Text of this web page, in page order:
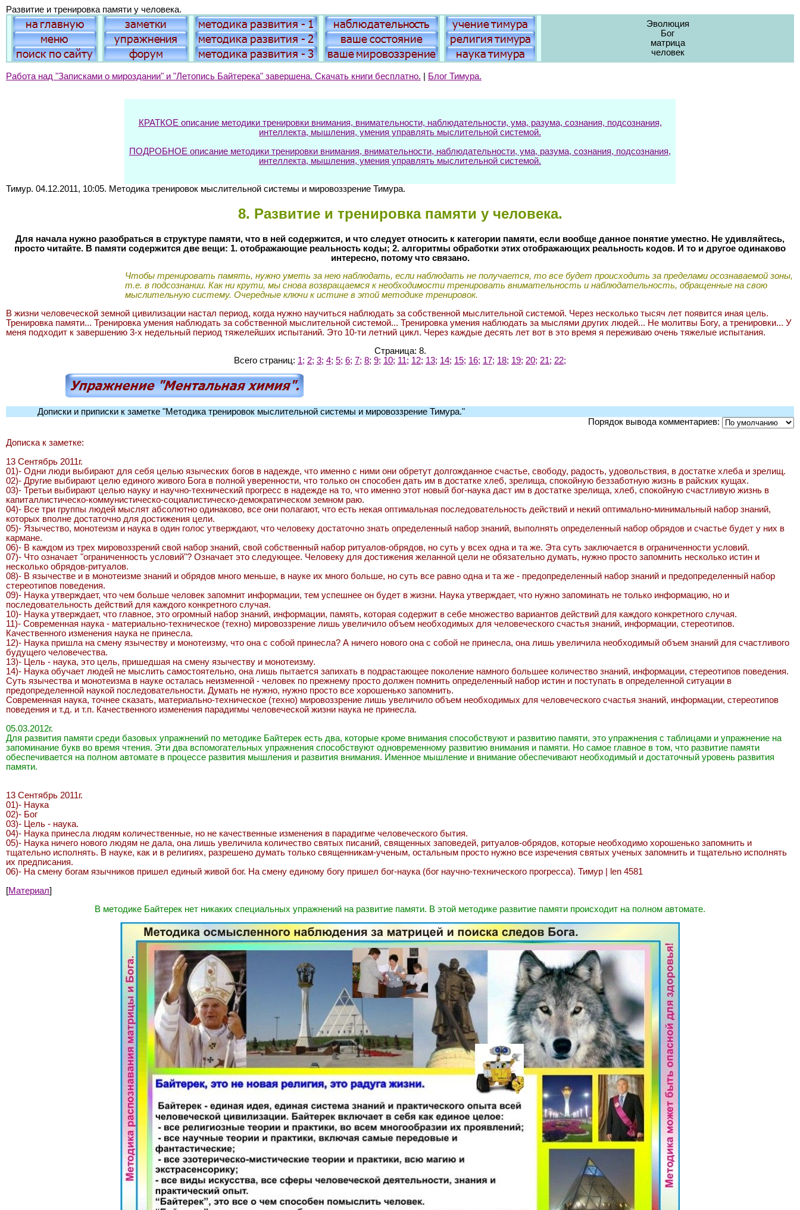
Развитие и тренировка памяти у человека.
Эволюция
Бог
матрица
человек
Работа над "Записками о мироздании" и "Летопись Байтерека" завершена. Скачать книги бесплатно. Блог Тимура.
КРАТКОЕ описание методики тренировки внимания, внимательности, наблюдательности, ума, разума, сознания, подсознания,
интеллекта, мышления, умения управлять мыслительной системой.
ПОДРОБНОЕ описание методики тренировки внимания, внимательности, наблюдательности, ума, разума, сознания, подсознания,
интеллекта, мышления, умения управлять мыслительной системой.
Тимур. 04.12.2011, 10:05. Методика тренировок мыслительной системы и мировоззрение Тимура.
8. Развитие и тренировка памяти у человека.
Для начала нужно разобраться в структуре памяти, что в ней содержится, и что следует относить к категории памяти, если вообще данное понятие уместно. Не удивляйтесь,
просто читайте. В памяти содержится две вещи: 1. отображающие реальность коды; 2. алгоритмы обработки этих отображающих реальность кодов. И то и другое одинаково
интересно, потому что связано.
Чтобы тренировать память, нужно уметь за нею наблюдать, если наблюдать не получается, то все будет происходить за пределами осознаваемой зоны,
т.е. в подсознании. Как ни крути, мы снова возвращаемся к необходимости тренировать внимательность и наблюдательность, обращенные на свою
мыслительную систему. Очередные ключи к истине в этой методике тренировок.
В жизни человеческой земной цивилизации настал период, когда нужно научиться наблюдать за собственной мыслительной системой. Через несколько тысяч лет появится иная цель.
Тренировка памяти... Тренировка умения наблюдать за собственной мыслительной системой... Тренировка умения наблюдать за мыслями других людей... Не молитвы Богу, а тренировки... У
меня подходит к завершению 3-х недельный период тяжелейших испытаний. Это 10-ти летний цикл. Через каждые десять лет вот в это время я переживаю очень тяжелые испытания.
Страница: 8.
Всего страниц: 1; 2; 3; 4; 5; 6; 7; 8; 9; 10; 11; 12; 13; 14; 15; 16; 17; 18; 19; 20; 21; 22;
Дописки и приписки к заметке "Методика тренировок мыслительной системы и мировоззрение Тимура."
Порядок вывода комментариев:
Дописка к заметке:
13 Сентябрь 2011г.
01)- Одни люди выбирают для себя целью языческих богов в надежде, что именно с ними они обретут долгожданное счастье, свободу, радость, удовольствия, в достатке хлеба и зрелищ.
02)- Другие выбирают целю единого живого Бога в полной уверенности, что только он способен дать им в достатке хлеб, зрелища, спокойную беззаботную жизнь в райских кущах.
03)- Третьи выбирают целью науку и научно-технический прогресс в надежде на то, что именно этот новый бог-наука даст им в достатке зрелища, хлеб, спокойную счастливую жизнь в
капиталлистическо-коммунистическо-социалистическо-демократическом земном раю.
04)- Все три группы людей мыслят абсолютно одинаково, все они полагают, что есть некая оптимальная последовательность действий и некий оптимально-минимальный набор знаний,
которых вполне достаточно для достижения цели.
05)- Язычество, монотеизм и наука в один голос утверждают, что человеку достаточно знать определенный набор знаний, выполнять определенный набор обрядов и счастье будет у них в
кармане.
06)- В каждом из трех мировоззрений свой набор знаний, свой собственный набор ритуалов-обрядов, но суть у всех одна и та же. Эта суть заключается в ограниченности условий.
07)- Что означает "ограниченность условий"? Означает это следующее. Человеку для достижения желанной цели не обязательно думать, нужно просто запомнить несколько истин и
несколько обрядов-ритуалов.
08)- В язычестве и в монотеизме знаний и обрядов много меньше, в науке их много больше, но суть все равно одна и та же - предопределенный набор знаний и предопределенный набор
стереотипов поведения.
09)- Наука утверждает, что чем больше человек запомнит информации, тем успешнее он будет в жизни. Наука утверждает, что нужно запоминать не только информацию, но и
последовательность действий для каждого конкретного случая.
10)- Наука утверждает, что главное, это огромный набор знаний, информации, память, которая содержит в себе множество вариантов действий для каждого конкретного случая.
11)- Современная наука - материально-техническое (техно) мировоззрение лишь увеличило объем необходимых для человеческого счастья знаний, информации, стереотипов.
Качественного изменения наука не принесла.
12)- Наука пришла на смену язычеству и монотеизму, что она с собой принесла? А ничего нового она с собой не принесла, она лишь увеличила необходимый объем знаний для счастливого
будущего человечества.
13)- Цель - наука, это цель, пришедшая на смену язычеству и монотеизму.
14)- Наука обучает людей не мыслить самостоятельно, она лишь пытается запихать в подрастающее поколение намного большее количество знаний, информации, стереотипов поведения.
Суть язычества и монотеизма в науке осталась неизменной - человек по прежнему просто должен помнить определенный набор истин и поступать в определенной ситуации в
предопределенной наукой последовательности. Думать не нужно, нужно просто все хорошенько запомнить.
Современная наука, точнее сказать, материально-техническое (техно) мировоззрение лишь увеличило объем необходимых для человеческого счастья знаний, информации, стереотипов
поведения и т.д. и т.п. Качественного изменения парадигмы человеческой жизни наука не принесла.
05.03.2012г.
Для развития памяти среди базовых упражнений по методике Байтерек есть два, которые кроме внимания способствуют и развитию памяти, это упражнения с таблицами и упражнение на
запоминание букв во время чтения. Эти два вспомогательных упражнения способствуют одновременному развитию внимания и памяти. Но самое главное в том, что развитие памяти
обеспечивается на полном автомате в процессе развития мышления и развития внимания. Именное мышление и внимание обеспечивают необходимый и достаточный уровень развития
памяти.
13 Сентябрь 2011г.
01)- Наука
02)- Бог
03)- Цель - наука.
04)- Наука принесла людям количественные, но не качественные изменения в парадигме человеческого бытия.
05)- Наука ничего нового людям не дала, она лишь увеличила количество святых писаний, священных заповедей, ритуалов-обрядов, которые необходимо хорошенько запомнить и
тщательно исполнять. В науке, как и в религиях, разрешено думать только священникам-ученым, остальным просто нужно все изречения святых ученых запомнить и тщательно исполнять
их предписания.
06)- На смену богам язычников пришел единый живой бог. На смену единому богу пришел бог-наука (бог научно-технического прогресса). Тимур | len 4581
[Материал]
В методике Байтерек нет никаких специальных упражнений на развитие памяти. В этой методике развитие памяти происходит на полном автомате.